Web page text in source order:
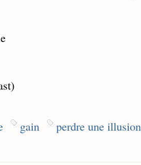
gain perdre une illusion